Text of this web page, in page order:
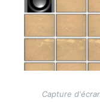
Capture